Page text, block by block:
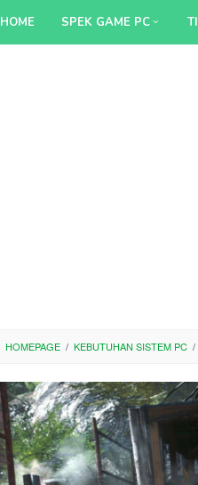
HOME SPEK GAME PC
HOMEPAGE / KEBUTUHAN SISTEM PC /